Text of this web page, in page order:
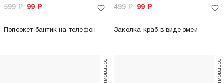
599Р 99 Р
Попсокет бантик на телефон
499Р 99 Р
Заколка краб в виде змеи